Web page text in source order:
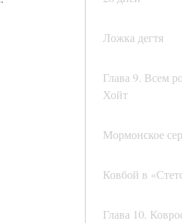
Ложка дегтя
Глава 9. Всем
Хойт
Мормонское
Ковбой в
Глава 10.